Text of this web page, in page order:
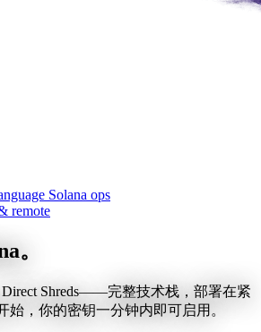
Solana ops
remote
。
Direct Shreds——完整技术栈，部署在紧
始，你的密钥一分钟内即可启用。